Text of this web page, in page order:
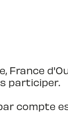
France
participer.
compte